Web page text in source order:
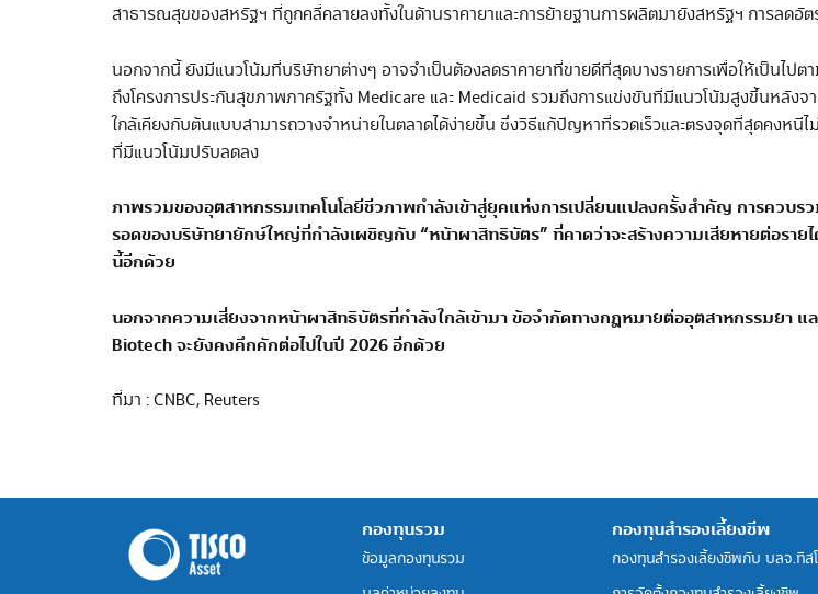
สาธารณสุขของสหรัฐฯ ที่ถูกคลี่คลายลงทั้งในด้านราคายาและการย้ายฐานการผลิตมายังสหรัฐฯ การลดอั
นอกจากนี้ ยังมีแนวโน้มที่บริษัทยาต่างๆ อาจจำเป็นต้องลดราคายาที่ขายดีที่สุดบางรายการเพื่อให้เป็นไป
ถึงโครงการประกันสุขภาพภาครัฐทั้ง Medicare และ Medicaid รวมถึงการแข่งขันที่มีแนวโน้มสูงขึ้นหลั
ใกล้เคียงกับต้นแบบสามารถวางจำหน่ายในตลาดได้ง่ายขึ้น ซึ่งวิธีแก้ปัญหาที่รวดเร็วและตรงจุดที่สุดคงหนี
ที่มีแนวโน้มปรับลดลง
ภาพรวมของอุตสาหกรรมเทคโนโลยีชีวภาพกำลังเข้าสู่ยุคแห่งการเปลี่ยนแปลงครั้งสำคัญ การควบรว
รอดของบริษัทยายักษ์ใหญ่ที่กำลังเผชิญกับ“หน้าผาสิทธิบัตร” ที่คาดว่าจะสร้างความเสียหายต่อรา
นี้อีกด้วย
นอกจากความเสี่ยงจากหน้าผาสิทธิบัตรที่กำลังใกล้เข้ามา ข้อจำกัดทางกฎหมายต่ออุตสาหกรรมยา
Biotechจะยังคงคึกคักต่อไปในปี 2026อีกด้วย
ที่มา : CNBC, Reuters
กองทุนรวม
ข้อมูลกองทุนรวม
กองทุนสำรองเลี้ยงชีพ
กองทุนสำรองเลี้ยงชีพกับ บลจ.ทิส